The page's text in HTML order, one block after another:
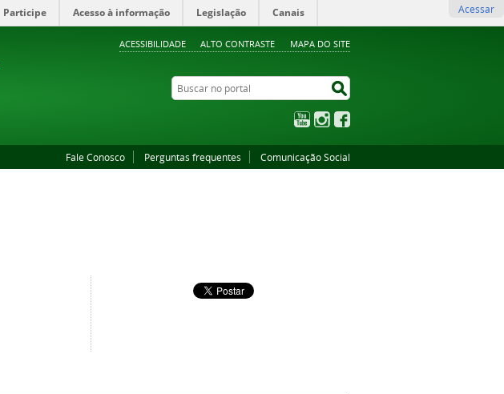
ACESSIBILIDADE ALTO CONTRASTE MAPA DO SITE
Participe Acesso à informação Legislação Canais Acessar
Buscar no portal
YouTubeInstagram
Fale Conosco Perguntas frequentes Comunicação Social